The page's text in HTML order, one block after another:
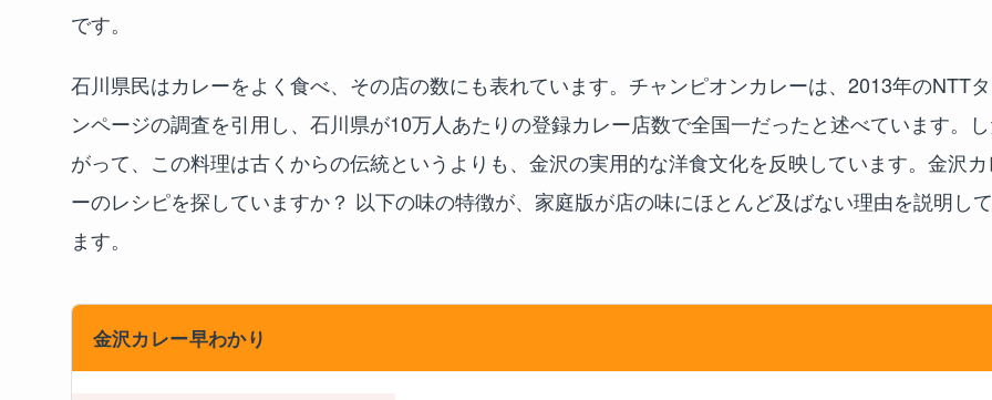
です。
石川県民はカレーをよく食べ、その店の数にも表れています。チャンピオンカレーは、2013年のNTT
ンページの調査を引用し、石川県が10万人あたりの登録カレー店数で全国一だったと述べています。
がって、この料理は古くからの伝統というよりも、金沢の実用的な洋食文化を反映しています。金沢カ
ーのレシピを探していますか？ 以下の味の特徴が、家庭版が店の味にほとんど及ばない理由を説明し
ます。
金沢カレー早わかり